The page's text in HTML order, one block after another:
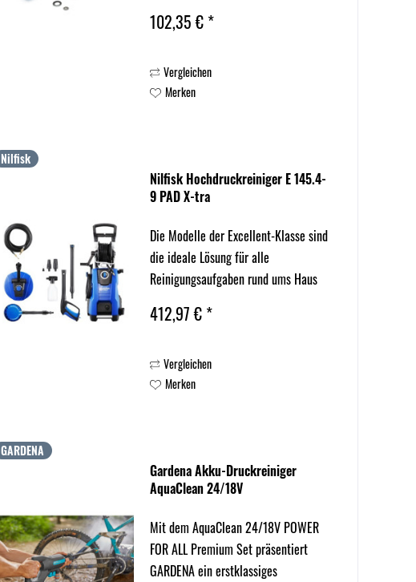
EU (128471495)
102,35 € *
Vergleichen
Merken
Nilfisk
Nilfisk Hochdruckreiniger E 145.4-
9 PAD X-tra
Die Modelle der Excellent-Klasse sind
die ideale Lösung für alle
Reinigungsaufgaben rund ums Haus
Anwendungshäufigkeit. Der E 145
Leistungsniveau und kombiniert dieses
mit hohem...
412,97 € *
Vergleichen
Merken
GARDENA
Gardena Akku-Druckreiniger
AquaClean 24/18V
Mit dem AquaClean 24/18V POWER
FOR ALL Premium Set präsentiert
GARDENA ein erstklassiges